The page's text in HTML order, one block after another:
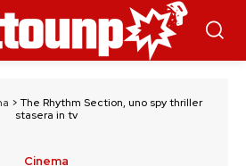
> The Rhythm Section, uno spy thriller
stasera in tv
Cinema